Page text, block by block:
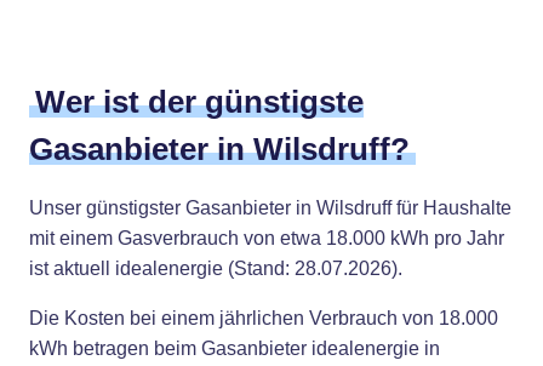
Wer ist der günstigste
Gasanbieter in Wilsdruff?
Unser günstigster Gasanbieter in Wilsdruff für Haushalte
mit einem Gasverbrauch von etwa 18.000 kWh pro Jahr
ist aktuell idealenergie (Stand: 28.07.2026).
Die Kosten bei einem jährlichen Verbrauch von 18.000
kWh betragen beim Gasanbieter idealenergie in